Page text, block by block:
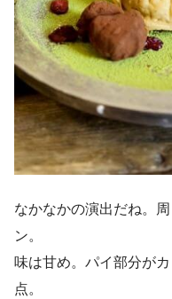
なかなかの演出だね。
ン。
味は甘め。パイ部分が
点。